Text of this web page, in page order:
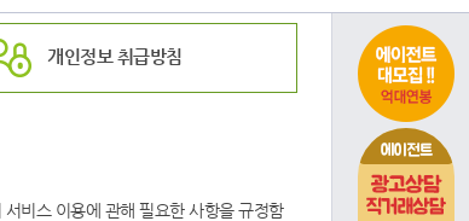
에이전트
개인정보 취급방침
비스 이용에 관해 필요한 사항을 규정함